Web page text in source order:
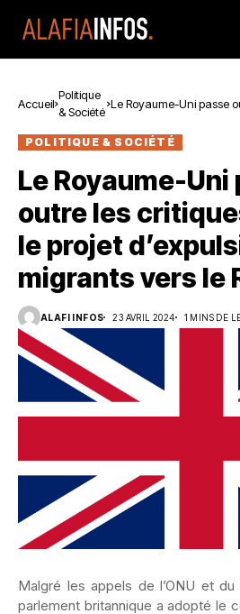
Accueil
Politique
& Société
Le Royaume-Uni passe
POLITIQUE & SOCIÉTÉ
Le Royaume-Uni
outre les
le projet
migrants vers le
ALAFI INFOS 23 AVRIL 2024 1 MINS DE
Malgré les appels de l’ONU et du
parlement britannique a adopté le